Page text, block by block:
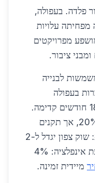
פלדה. בעפולה,
מפחיתה עלויות
מושפע מפרויקטים
ציבור.
משמשות לבנייה
חברות בעפולה
מדווחות על הזמנות מלאות ל-18 חודשים קדימה.
גורם תחרותי: יבוא סיני זול ב-20%, אך תקנים
מחמירים מגבילים אותו. תחזית: שוק צפון יגדל ל-2
מיליארד ש"ח ב-2026. השפעת אינפלציה: 4%
מיידית זמינה.